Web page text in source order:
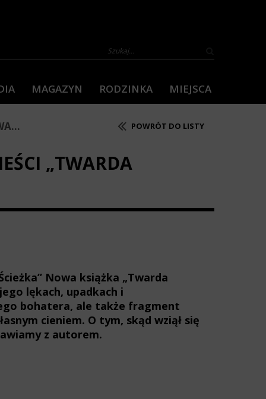
MAGAZYN RODZINKA MIEJSCA
POWRÓT DO LISTY
„TWARDA
Nowa książka „Twarda
lękach, upadkach i
bohatera, ale także fragment
cieniem. O tym, skąd wziął się
z autorem.